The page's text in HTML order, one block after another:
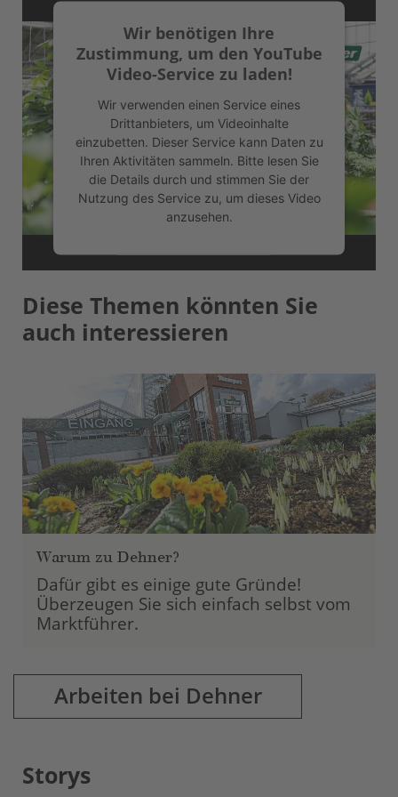
Wir benötigen Ihre
Zustimmung, um den YouTube
Video-Service zu laden!
Wir verwenden einen Service eines
Drittanbieters, um Videoinhalte
einzubetten. Dieser Service kann Daten zu
Ihren Aktivitäten sammeln. Bitte lesen Sie
die Details durch und stimmen Sie der
Nutzung des Service zu, um dieses Video
anzusehen.
Mehr Informationen
Akzeptieren
Diese Themen könnten Sie
auch interessieren
Warum zu Dehner?
Dafür gibt es einige gute Gründe!
Überzeugen Sie sich einfach selbst vom
Marktführer.
Arbeiten bei Dehner
Storys